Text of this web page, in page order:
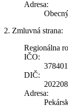
Adresa:
2. Zmluvná strana:
Regionálna
IČO:
DIČ:
Adresa: